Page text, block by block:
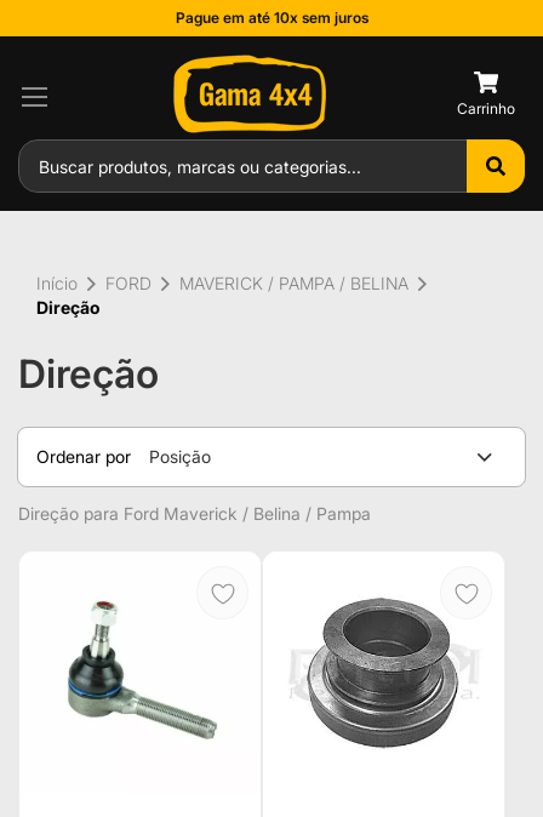
Pague em até 10x sem juros
Direção
Ordenar por Posição
Direção para Ford Maverick / Belina / Pampa
Início FORD
MAVERICK / PAMPA / BELINA
Direção